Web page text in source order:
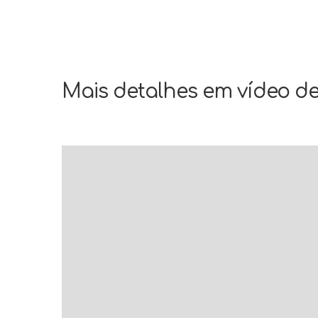
Mais detalhes em vídeo